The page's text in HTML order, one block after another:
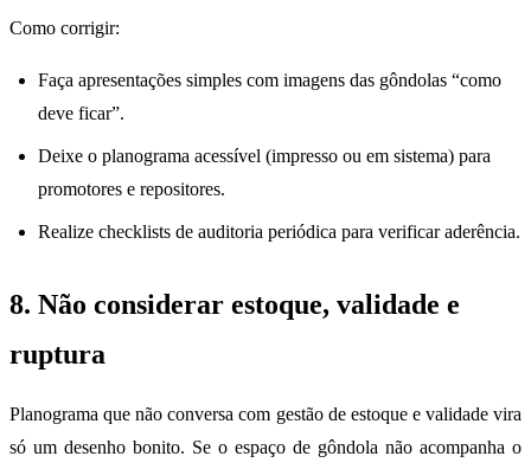
Como corrigir:
Faça apresentações simples com imagens das gôndolas “como
deve ficar”.
Deixe o planograma acessível (impresso ou em sistema) para
promotores e repositores.
Realize checklists de auditoria periódica para verificar aderência.
8. Não considerar estoque, validade e
ruptura
Planograma que não conversa com gestão de estoque e validade vira
só um desenho bonito. Se o espaço de gôndola não acompanha o